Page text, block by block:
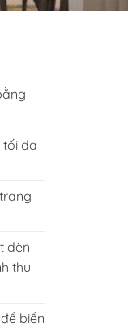
tối đa
đèn
thu
biển